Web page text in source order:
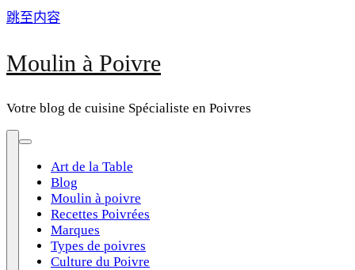
跳至内容
Moulin à Poivre
Votre blog de cuisine Spécialiste en Poivres
Art de la Table
Blog
Moulin à poivre
Recettes Poivrées
Marques
Types de poivres
Culture du Poivre